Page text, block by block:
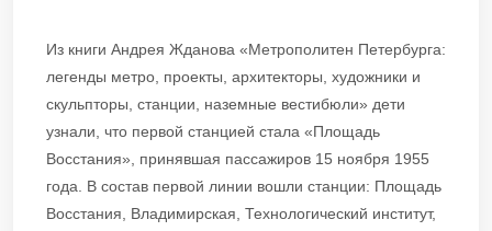
Из книги Андрея Жданова «Метрополитен Петербурга:
легенды метро, проекты, архитекторы, художники и
скульпторы, станции, наземные вестибюли» дети
узнали, что первой станцией стала «Площадь
Восстания», принявшая пассажиров 15 ноября 1955
года. В состав первой линии вошли станции: Площадь
Восстания, Владимирская, Технологический институт,